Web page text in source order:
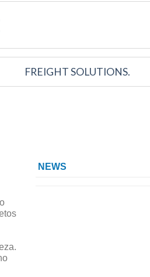
FREIGHT SOLUTIONS.
NEWS